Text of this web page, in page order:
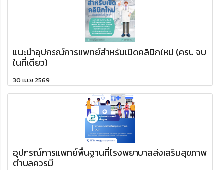
แนะนำอุปกรณ์การแพทย์สำหรับเปิดคลินิกใหม่ (ครบ จบ
ในที่เดียว)
30 เม.ย 2569
อุปกรณ์การแพทย์พื้นฐานที่โรงพยาบาลส่งเสริมสุขภาพ
ตำบลควรมี